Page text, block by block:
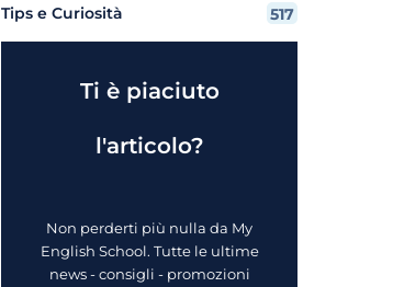
Tips e Curiosità 517
Ti è piaciuto
l'articolo?
Non perderti più nulla da My
English School. Tutte le ultime
news - consigli - promozioni